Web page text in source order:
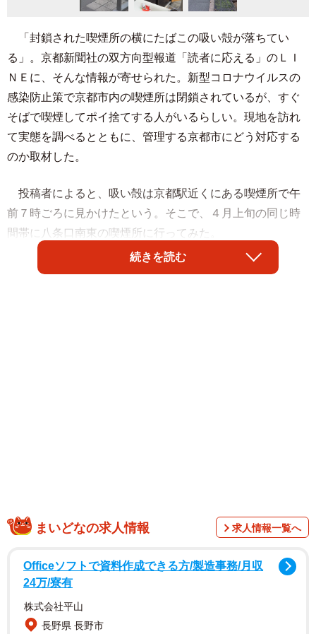
「封鎖された喫煙所の横にたばこの吸い殻が落ちてい
る」。京都新聞社の双方向型報道「読者に応える」のＬＩ
ＮＥに、そんな情報が寄せられた。新型コロナウイルスの
感染防止策で京都市内の喫煙所は閉鎖されているが、すぐ
そばで喫煙してポイ捨てする人がいるらしい。現地を訪れ
て実態を調べるとともに、管理する京都市にどう対応する
のか取材した。
投稿者によると、吸い殻は京都駅近くにある喫煙所で午
前７時ごろに見かけたという。そこで、４月上旬の同じ時
間帯に八条口南東の喫煙所に行ってみた。
「緊急閉鎖 新型コロナウイルス感染症対策の一環とし
続きを読む
まいどなの求人情報 求人情報一覧へ
Officeソフトで資料作成できる方/製造事務/月収
24万/寮有
株式会社平山
長野県 長野市